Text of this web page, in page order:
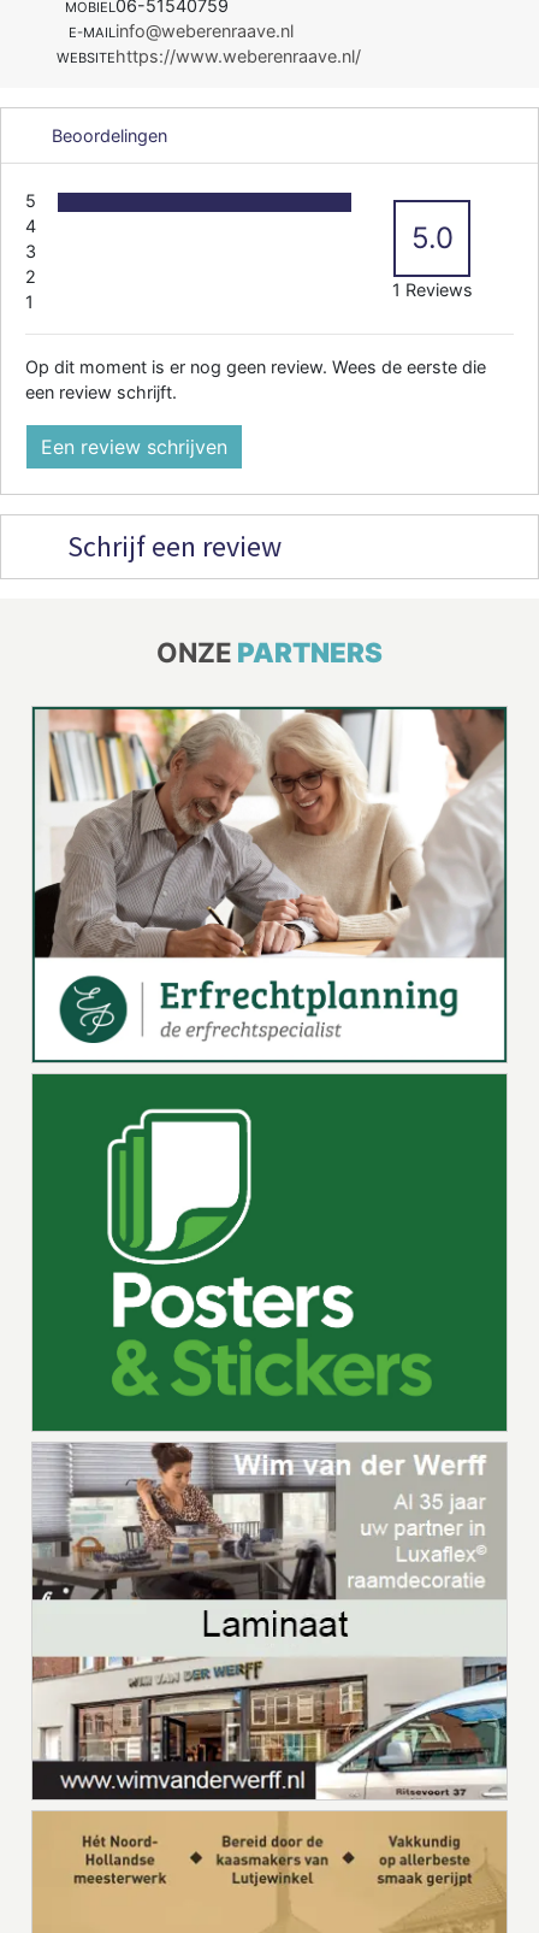
MOBIEL06-51540759
E-MAILinfo@weberenraave.nl
WEBSITEhttps://www.weberenraave.nl/
Beoordelingen
5
4
3
2
1
5.0
1 Reviews
Op dit moment is er nog geen review. Wees de eerste die
een review schrijft.
Een review schrijven
Schrijf een review
ONZE PARTNERS